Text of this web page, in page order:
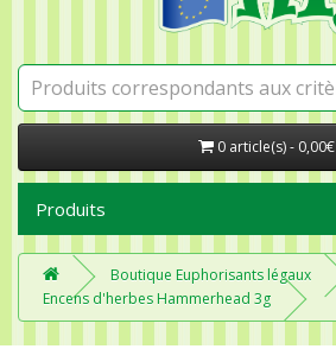
0 article(s) - 0,00€
Produits
Boutique Euphorisants légaux
Encens d'herbes Hammerhead 3g